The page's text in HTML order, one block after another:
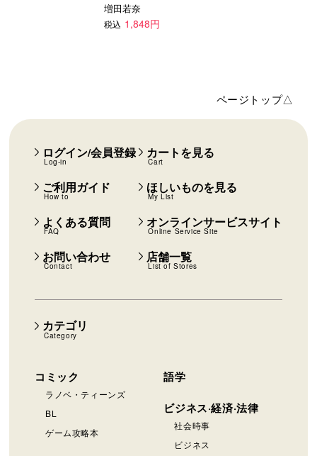
増田若奈
税込 1,848円
ページトップ△
カテゴリ
Category
コミック
ラノベ・ティーンズ
BL
ゲーム攻略本
語学
ビジネス·経済·法律
社会時事
ビジネス
ログイン/会員登録
Log-in
カートを見る
Cart
ご利用ガイド
How to
ほしいものを見る
My List
よくある質問
FAQ
オンラインサービスサイト
Online Service Site
お問い合わせ
Contact
店舗一覧
List of Stores